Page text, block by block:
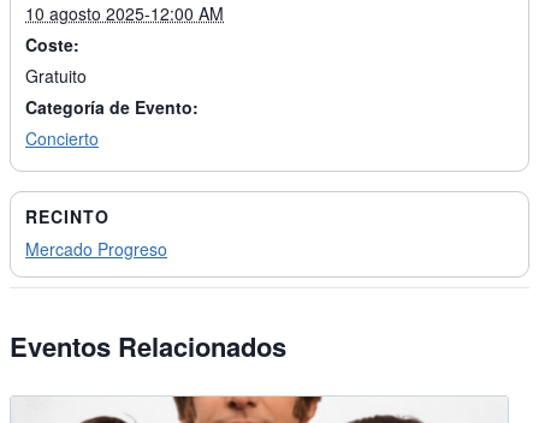
10 agosto 2025-12:00 AM
Coste:
Gratuito
Categoría de Evento:
Concierto
RECINTO
Mercado Progreso
Eventos Relacionados